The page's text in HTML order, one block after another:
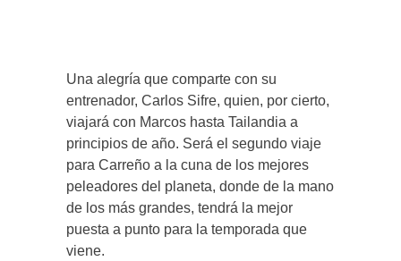
Una alegría que comparte con su
entrenador, Carlos Sifre, quien, por cierto,
viajará con Marcos hasta Tailandia a
principios de año. Será el segundo viaje
para Carreño a la cuna de los mejores
peleadores del planeta, donde de la mano
de los más grandes, tendrá la mejor
puesta a punto para la temporada que
viene.